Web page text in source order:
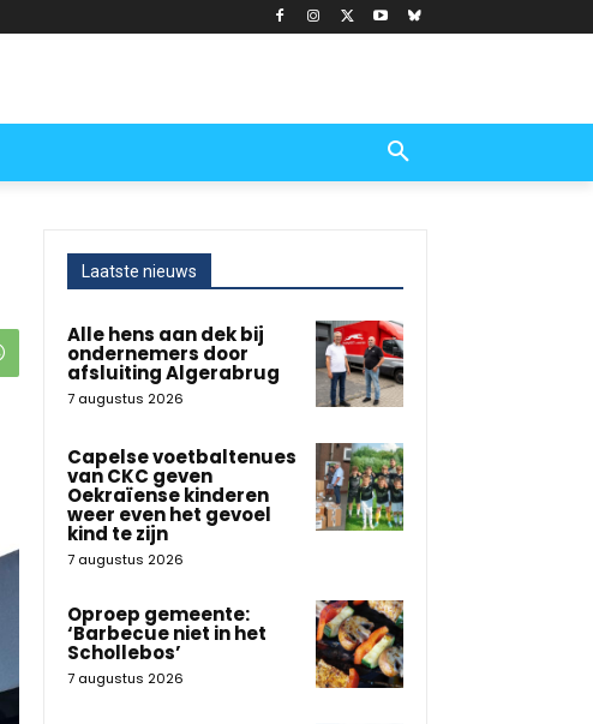
Laatste nieuws
Alle hens aan dek bij
ondernemers door
afsluiting Algerabrug
7 augustus 2026
Capelse voetbaltenues
van CKC geven
Oekraïense kinderen
weer even het gevoel
kind te zijn
7 augustus 2026
Oproep gemeente:
‘Barbecue niet in het
Schollebos’
7 augustus 2026